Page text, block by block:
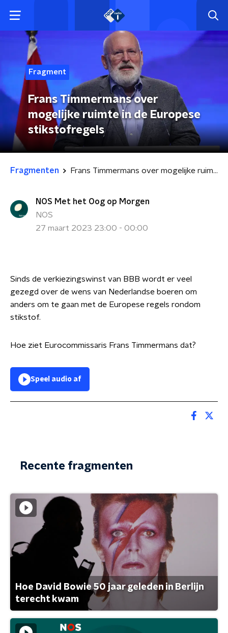
Fragment
Frans Timmermans over
mogelijke ruimte in de Europese
stikstofregels
Fragmenten Frans Timmermans over mogelijke ruimte in de Europese stikstofregels
NOS Met het Oog op Morgen
NOS
27 maart 2023 23:00 - 00:00
Sinds de verkiezingswinst van BBB wordt er veel
gezegd over de wens van Nederlandse boeren om
anders om te gaan met de Europese regels rondom
stikstof.
Hoe ziet Eurocommissaris Frans Timmermans dat?
Speel audio af
Recente fragmenten
Hoe David Bowie 50 jaar geleden in Berlijn
terecht kwam